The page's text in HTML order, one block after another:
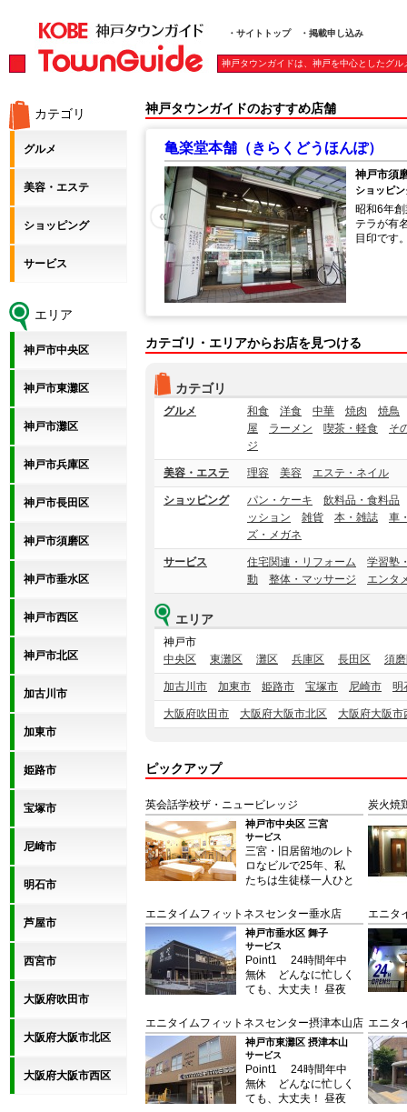
・サイトトップ ・掲載申し込み
神戸タウンガイドは、神戸を中心としたグ
カテゴリ
グルメ
美容・エステ
ショッピング
サービス
エリア
神戸市中央区
神戸市東灘区
神戸市灘区
神戸市兵庫区
神戸市長田区
神戸市須磨区
神戸市垂水区
神戸市西区
神戸市北区
加古川市
加東市
姫路市
宝塚市
尼崎市
明石市
芦屋市
西宮市
大阪府吹田市
大阪府大阪市北区
大阪府大阪市西区
神戸タウンガイドのおすすめ店舗
では、気軽につまめる洋
りご用意。 大型テレビ
、みんなの待合場所に、
ールぜんをよろしくお願
亀楽堂本舗（きらくどうほんぽ）
神戸市須
ショッピ
昭和6年
テラが有
目印です
«
カテゴリ・エリアからお店を見つける
カテゴリ
グルメ 和食 洋食 中華 焼肉
焼鳥
屋
ラーメン 喫茶・軽食
そ
ジ
美容・エステ 理容 美容 エステ・ネイル
ショッピング パン・ケーキ
飲料品・食料品
ッション
雑貨 本・雑誌
車
ズ・メガネ
サービス 住宅関連・リフォーム
学習塾
動
整体・マッサージ エンタ
エリア
神戸市
中央区
東灘区 灘区 兵庫区 長田区 須
加古川市 加東市 姫路市 宝塚市 尼崎市 明
大阪府吹田市 大阪府大阪市北区 大阪府大阪市
ピックアップ
英会話学校ザ・ニュービレッジ
神戸市中央区 三宮
サービス
三宮・旧居留地のレト
ロなビルで25年、私
たちは生徒様一人ひと
大切にしてきました。
当校のメインレッスン
はたっぷり90分。少
人数制でアウトプット
を最大化しつつ、独自
のチェックリストと
Googleスプレッドシ
捗管理」を導入。アッ
トホームな雰囲気の中
で、着実な成長を可視
化し、一歩ずつサポー
トします。 安心の月
謝制と自由予約制、さ
炭火焼
エニタイムフィットネスセンター垂水店
神戸市垂水区 舞子
サービス
Point1 24時間年中
無休 どんなに忙しく
ても、大丈夫！ 昼夜
こでも、あなたの「エ
クササイズしたい！」
という気持ちに応えら
れるクラブになること
を追求しました。 独
自のセキュリティシス
テムと会員管理システ
エニタ
エニタイムフィットネスセンター摂津本山店
神戸市東灘区 摂津本山
サービス
Point1 24時間年中
無休 どんなに忙しく
ても、大丈夫！ 昼夜
エニタ